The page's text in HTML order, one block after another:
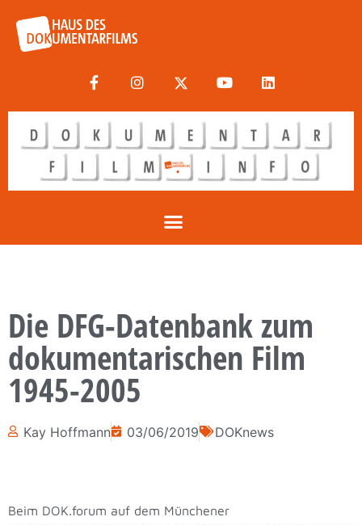
Die DFG-Datenbank zum
dokumentarischen Film
1945-2005
Kay Hoffmann 03/06/2019 DOKnews
Beim DOK.forum auf dem Münchener